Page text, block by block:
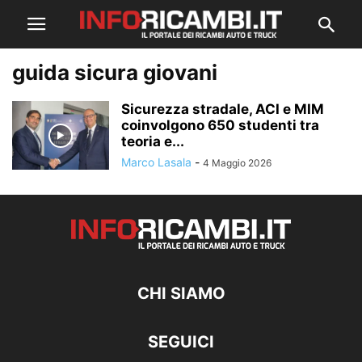
guida sicura giovani
Sicurezza stradale, ACI e MIM
coinvolgono 650 studenti tra
teoria e...
Marco Lasala - 4 Maggio 2026
CHI SIAMO
SEGUICI